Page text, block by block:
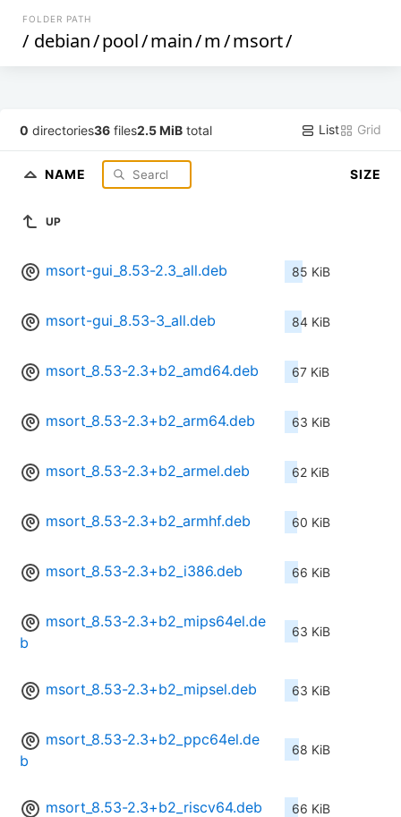
FOLDER PATH
/ debian/pool/main/m/msort/
0 directories36 files2.5 MiB total List Grid
NAME SIZE
UP
msort-gui_8.53-2.3_all.deb 85 KiB
msort-gui_8.53-3_all.deb 84 KiB
msort_8.53-2.3+b2_amd64.deb 67 KiB
msort_8.53-2.3+b2_arm64.deb 63 KiB
msort_8.53-2.3+b2_armel.deb 62 KiB
msort_8.53-2.3+b2_armhf.deb 60 KiB
msort_8.53-2.3+b2_i386.deb 66 KiB
msort_8.53-2.3+b2_mips64el.de
b
63 KiB
msort_8.53-2.3+b2_mipsel.deb 63 KiB
msort_8.53-2.3+b2_ppc64el.de
b
68 KiB
msort_8.53-2.3+b2_riscv64.deb 66 KiB